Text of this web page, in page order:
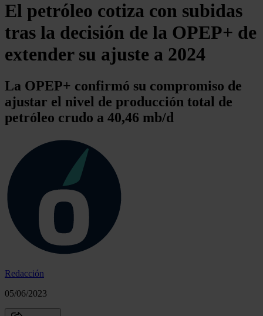
El petróleo cotiza con subidas
tras la decisión de la OPEP+ de
extender su ajuste a 2024
La OPEP+ confirmó su compromiso de
ajustar el nivel de producción total de
petróleo crudo a 40,46 mb/d
Redacción
05/06/2023